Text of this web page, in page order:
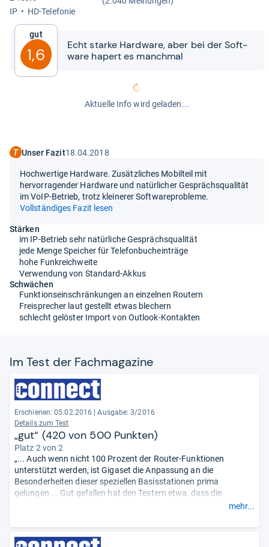
IP
HD-​Tele­fo­nie
Gut
1,6
Echt starke Hard­ware, aber bei der Soft­
ware hapert es manch­mal
Aktuelle Info wird geladen...
Unser Fazit18.04.2018
Hochwertige Hardware. Zusätzliches Mobilteil mit
hervorragender Hardware und natürlicher Gesprächsqualität
im VoIP-Betrieb, trotz kleinerer Softwareprobleme.
Vollständiges Fazit lesen
Stärken
im IP-Betrieb sehr natürliche Gesprächsqualität
jede Menge Speicher für Telefonbucheinträge
hohe Funkreichweite
Verwendung von Standard-Akkus
Schwächen
Funktionseinschränkungen an einzelnen Routern
Freisprecher laut gestellt etwas blechern
schlecht gelöster Import von Outlook-Kontakten
Im Test der Fach­ma­ga­zine
Erschienen: 05.02.2016 | Ausgabe: 3/2016
Details zum Test
„gut“ (420 von 500 Punkten)
Platz 2 von 2
„... Auch wenn nicht 100 Prozent der Router-Funktionen
unterstützt werden, ist Gigaset die Anpassung an die
Besonderheiten dieser speziellen Basisstationen prima
gelungen ... Gut gefallen hat den Testern etwa, dass die
macht das S850 HX eine gute Figur. Sein Klang liegt auf
gewohnt hohem Level ...“
mehr...